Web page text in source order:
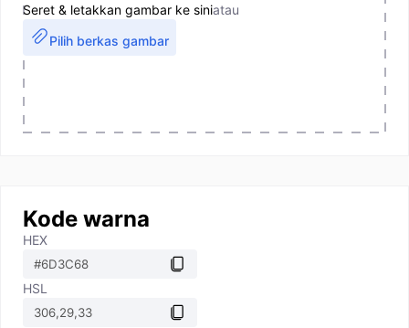
Seret & letakkan gambar ke siniatau
Pilih berkas gambar
Kode warna
HEX
HSL